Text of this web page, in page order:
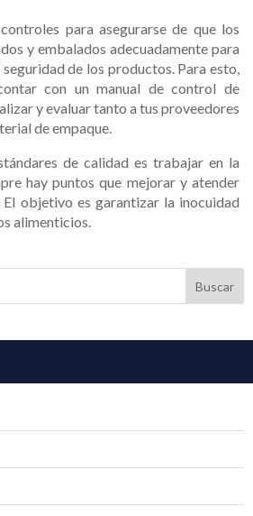
para asegurarse de que los
y embalados adecuadamente para
de los productos. Para esto,
con un manual de control de
y evaluar tanto a tus proveedores
de empaque.
de calidad es trabajar en la
hay puntos que mejorar y atender
objetivo es garantizar la inocuidad
alimenticios.
Buscar